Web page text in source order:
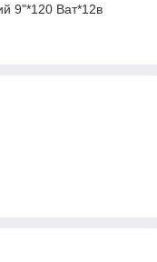
9"*120 Ват*12в